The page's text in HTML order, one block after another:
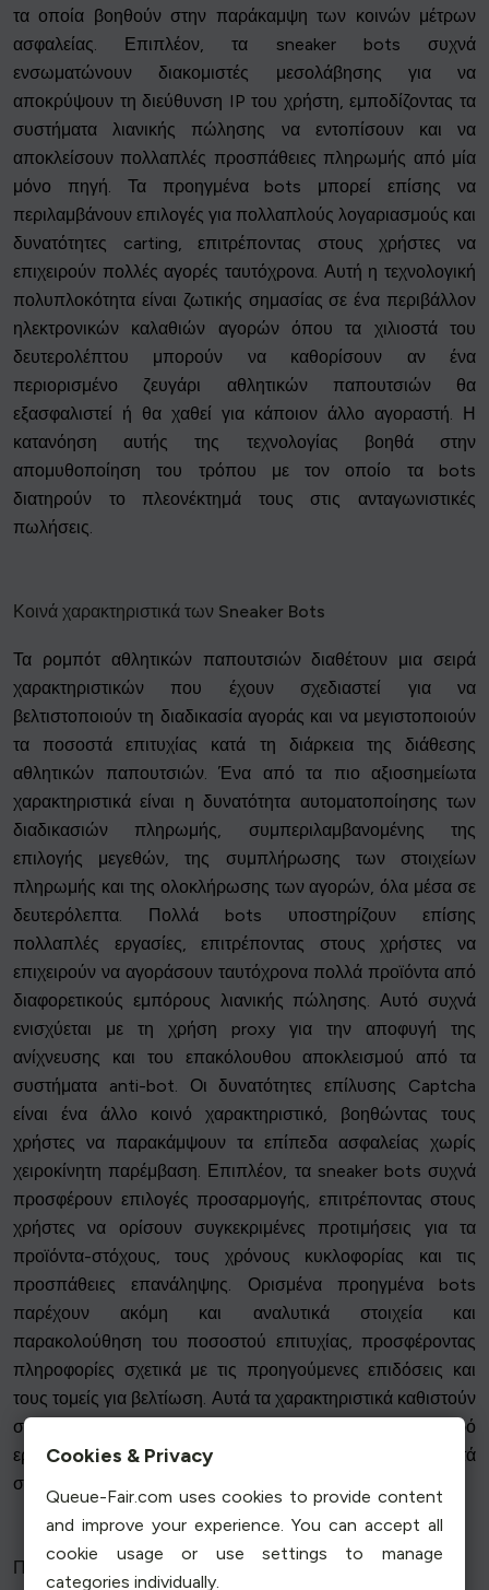
τα οποία βοηθούν στην παράκαμψη των κοινών μέτρων
ασφαλείας. Επιπλέον, τα sneaker bots συχνά
ενσωματώνουν διακομιστές μεσολάβησης για να
αποκρύψουν τη διεύθυνση IP του χρήστη, εμποδίζοντας τα
συστήματα λιανικής πώλησης να εντοπίσουν και να
αποκλείσουν πολλαπλές προσπάθειες πληρωμής από μία
μόνο πηγή. Τα προηγμένα bots μπορεί επίσης να
περιλαμβάνουν επιλογές για πολλαπλούς λογαριασμούς και
δυνατότητες carting, επιτρέποντας στους χρήστες να
επιχειρούν πολλές αγορές ταυτόχρονα. Αυτή η τεχνολογική
πολυπλοκότητα είναι ζωτικής σημασίας σε ένα περιβάλλον
ηλεκτρονικών καλαθιών αγορών όπου τα χιλιοστά του
δευτερολέπτου μπορούν να καθορίσουν αν ένα
περιορισμένο ζευγάρι αθλητικών παπουτσιών θα
εξασφαλιστεί ή θα χαθεί για κάποιον άλλο αγοραστή. Η
κατανόηση αυτής της τεχνολογίας βοηθά στην
απομυθοποίηση του τρόπου με τον οποίο τα bots
διατηρούν το πλεονέκτημά τους στις ανταγωνιστικές
πωλήσεις.
Κοινά χαρακτηριστικά των Sneaker Bots
Τα ρομπότ αθλητικών παπουτσιών διαθέτουν μια σειρά
χαρακτηριστικών που έχουν σχεδιαστεί για να
βελτιστοποιούν τη διαδικασία αγοράς και να μεγιστοποιούν
τα ποσοστά επιτυχίας κατά τη διάρκεια της διάθεσης
αθλητικών παπουτσιών. Ένα από τα πιο αξιοσημείωτα
χαρακτηριστικά είναι η δυνατότητα αυτοματοποίησης των
διαδικασιών πληρωμής, συμπεριλαμβανομένης της
επιλογής μεγεθών, της συμπλήρωσης των στοιχείων
πληρωμής και της ολοκλήρωσης των αγορών, όλα μέσα σε
δευτερόλεπτα. Πολλά bots υποστηρίζουν επίσης
πολλαπλές εργασίες, επιτρέποντας στους χρήστες να
επιχειρούν να αγοράσουν ταυτόχρονα πολλά προϊόντα από
διαφορετικούς εμπόρους λιανικής πώλησης. Αυτό συχνά
ενισχύεται με τη χρήση proxy για την αποφυγή της
ανίχνευσης και του επακόλουθου αποκλεισμού από τα
συστήματα anti-bot. Οι δυνατότητες επίλυσης Captcha
είναι ένα άλλο κοινό χαρακτηριστικό, βοηθώντας τους
χρήστες να παρακάμψουν τα επίπεδα ασφαλείας χωρίς
χειροκίνητη παρέμβαση. Επιπλέον, τα sneaker bots συχνά
προσφέρουν επιλογές προσαρμογής, επιτρέποντας στους
χρήστες να ορίσουν συγκεκριμένες προτιμήσεις για τα
προϊόντα-στόχους, τους χρόνους κυκλοφορίας και τις
προσπάθειες επανάληψης. Ορισμένα προηγμένα bots
παρέχουν ακόμη και αναλυτικά στοιχεία και
παρακολούθηση του ποσοστού επιτυχίας, προσφέροντας
πληροφορίες σχετικά με τις προηγούμενες επιδόσεις και
τους τομείς για βελτίωση. Αυτά τα χαρακτηριστικά καθιστούν
συλλογικά τα bots αθλητικών παπουτσιών ένα τρομερό
εργαλείο για όσους επιδιώκουν να παραμείνουν μπροστά
στο ανταγωνιστικό τοπίο αγοράς αθλητικών παπουτσιών.
Πώς τα Bots παρακάμπτουν τις άμυνες
Cookies & Privacy
Queue-Fair.com uses cookies to provide content
and improve your experience. You can accept all
cookie usage or use settings to manage
categories individually.